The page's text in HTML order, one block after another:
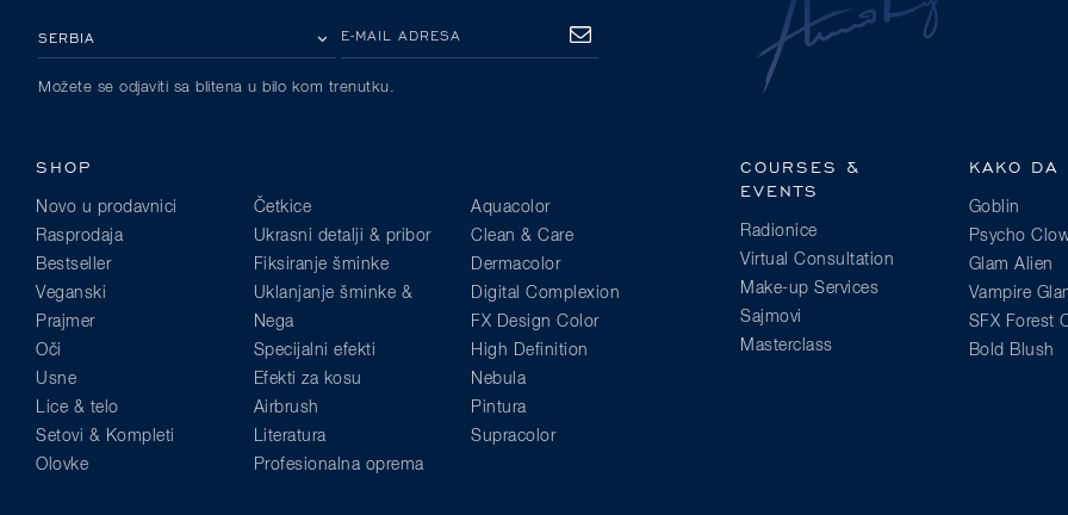
E-MAIL ADRESA
PRETPLATITE
Možete se odjaviti sa blitena u bilo kom trenutku.
SHOP
Novo u prodavnici
Rasprodaja
Bestseller
Veganski
Prajmer
Oči
Usne
Lice & telo
Setovi & Kompleti
Olovke
Četkice
Ukrasni detalji & pribor
Fiksiranje šminke
Uklanjanje šminke &
Nega
Specijalni efekti
Efekti za kosu
Airbrush
Literatura
Profesionalna oprema
Aquacolor
Clean & Care
Dermacolor
Digital Complexion
FX Design Color
High Definition
Nebula
Pintura
Supracolor
COURSES &
EVENTS
Radionice
Virtual Consultation
Make-up Services
Sajmovi
Masterclass
KAKO DA
Goblin
Psycho
Glam Alien
Vampire
SFX Forest
Bold Blush